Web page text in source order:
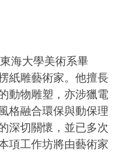
海大學美術系畢
紙雕藝術家。他擅長
動物雕塑，亦涉獵電
格融合環保與動保理
深切關懷，並已多次
項工作坊將由藝術家